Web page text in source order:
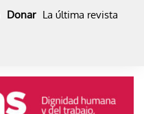
Donar La última revista